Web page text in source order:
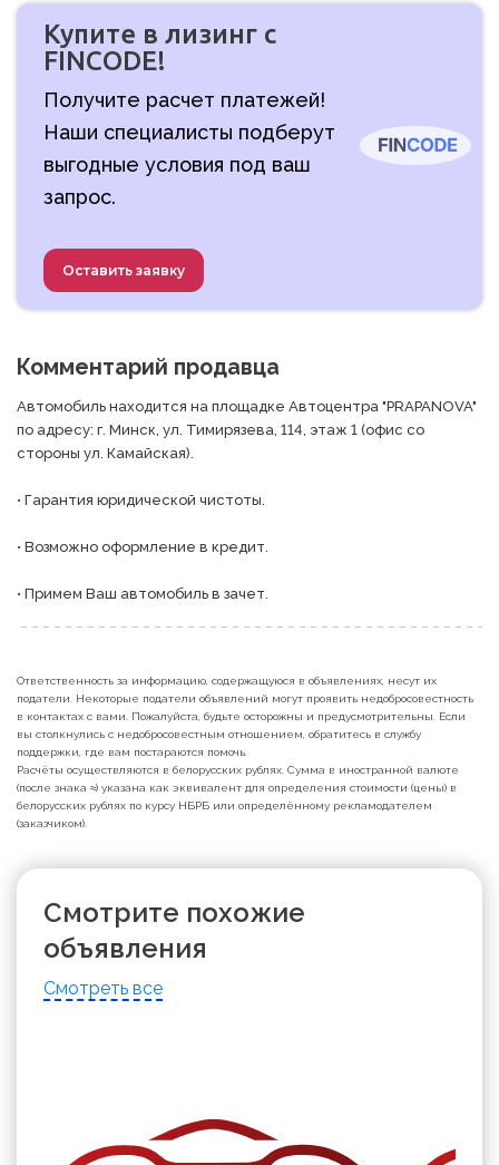
Купите в лизинг с
FINCODE!
Получите расчет платежей!
Наши специалисты подберут
выгодные условия под ваш
запрос.
Оставить заявку
Комментарий продавца
Автомобиль находится на площадке Автоцентра "PRAPANOVA"
по адресу: г. Минск, ул. Тимирязева, 114, этаж 1 (офис со
стороны ул. Камайская).
• Гарантия юридической чистоты.
• Возможно оформление в кредит.
• Примем Ваш автомобиль в зачет.
Ответственность за информацию, содержащуюся в объявлениях, несут их
податели. Некоторые податели объявлений могут проявить недобросовестность
в контактах с вами. Пожалуйста, будьте осторожны и предусмотрительны. Если
вы столкнулись с недобросовестным отношением, обратитесь в службу
поддержки, где вам постараются помочь.
Расчёты осуществляются в белорусских рублях. Сумма в иностранной валюте
(после знака ≈) указана как эквивалент для определения стоимости (цены) в
белорусских рублях по курсу НБРБ или определённому рекламодателем
(заказчиком).
Смотрите похожие
объявления
Смотреть все